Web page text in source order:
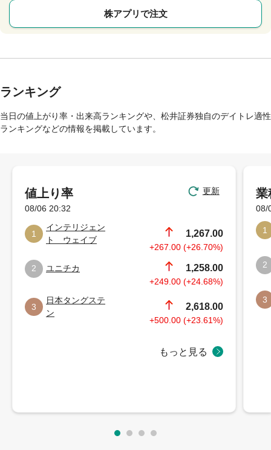
株アプリで注文
ランキング
当日の値上がり率・出来高ランキングや、松井証券独自のデイトレ適性
ランキングなどの情報を掲載しています。